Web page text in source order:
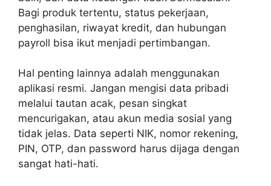
Bagi produk tertentu, status pekerjaan,
penghasilan, riwayat kredit, dan hubungan
payroll bisa ikut menjadi pertimbangan.
Hal penting lainnya adalah menggunakan
aplikasi resmi. Jangan mengisi data pribadi
melalui tautan acak, pesan singkat
mencurigakan, atau akun media sosial yang
tidak jelas. Data seperti NIK, nomor rekening,
PIN, OTP, dan password harus dijaga dengan
sangat hati-hati.